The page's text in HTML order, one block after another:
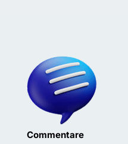
Commentare